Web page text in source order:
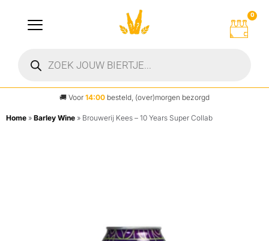
0
🚚 Voor 14:00 besteld, (over)morgen bezorgd
Home » Barley Wine » Brouwerij Kees – 10 Years Super Collab